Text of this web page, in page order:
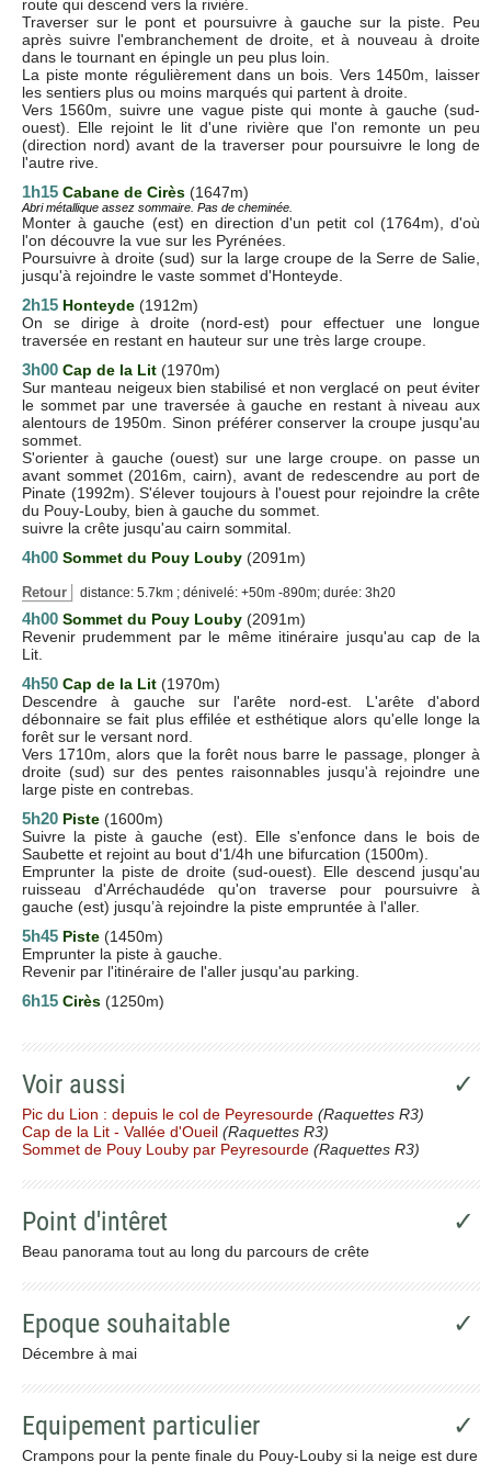
route qui descend vers la rivière.
Traverser sur le pont et poursuivre à gauche sur la piste. Peu
après suivre l'embranchement de droite, et à nouveau à droite
dans le tournant en épingle un peu plus loin.
La piste monte régulièrement dans un bois. Vers 1450m, laisser
les sentiers plus ou moins marqués qui partent à droite.
Vers 1560m, suivre une vague piste qui monte à gauche (sud-
ouest). Elle rejoint le lit d'une rivière que l'on remonte un peu
(direction nord) avant de la traverser pour poursuivre le long de
l'autre rive.
1h15 Cabane de Cirès (1647m)
Abri métallique assez sommaire. Pas de cheminée.
Monter à gauche (est) en direction d'un petit col (1764m), d'où
l'on découvre la vue sur les Pyrénées.
Poursuivre à droite (sud) sur la large croupe de la Serre de Salie,
jusqu'à rejoindre le vaste sommet d'Honteyde.
2h15 Honteyde (1912m)
On se dirige à droite (nord-est) pour effectuer une longue
traversée en restant en hauteur sur une très large croupe.
3h00 Cap de la Lit (1970m)
Sur manteau neigeux bien stabilisé et non verglacé on peut éviter
le sommet par une traversée à gauche en restant à niveau aux
alentours de 1950m. Sinon préférer conserver la croupe jusqu'au
sommet.
S'orienter à gauche (ouest) sur une large croupe. on passe un
avant sommet (2016m, cairn), avant de redescendre au port de
Pinate (1992m). S'élever toujours à l'ouest pour rejoindre la crête
du Pouy-Louby, bien à gauche du sommet.
suivre la crête jusqu'au cairn sommital.
4h00 Sommet du Pouy Louby (2091m)
Retour distance: 5.7km ; dénivelé: +50m -890m; durée: 3h20
4h00 Sommet du Pouy Louby (2091m)
Revenir prudemment par le même itinéraire jusqu'au cap de la
Lit.
4h50 Cap de la Lit (1970m)
Descendre à gauche sur l'arête nord-est. L'arête d'abord
débonnaire se fait plus effilée et esthétique alors qu'elle longe la
forêt sur le versant nord.
Vers 1710m, alors que la forêt nous barre le passage, plonger à
droite (sud) sur des pentes raisonnables jusqu'à rejoindre une
large piste en contrebas.
5h20 Piste (1600m)
Suivre la piste à gauche (est). Elle s'enfonce dans le bois de
Saubette et rejoint au bout d'1/4h une bifurcation (1500m).
Emprunter la piste de droite (sud-ouest). Elle descend jusqu'au
ruisseau d'Arréchaudéde qu'on traverse pour poursuivre à
gauche (est) jusqu’à rejoindre la piste empruntée à l'aller.
5h45 Piste (1450m)
Emprunter la piste à gauche.
Revenir par l'itinéraire de l'aller jusqu'au parking.
6h15 Cirès (1250m)
Voir aussi ✓
Pic du Lion : depuis le col de Peyresourde (Raquettes R3)
Cap de la Lit - Vallée d'Oueil (Raquettes R3)
Sommet de Pouy Louby par Peyresourde (Raquettes R3)
Point d'intêret ✓
Beau panorama tout au long du parcours de crête
Epoque souhaitable ✓
Décembre à mai
Equipement particulier ✓
Crampons pour la pente finale du Pouy-Louby si la neige est dure